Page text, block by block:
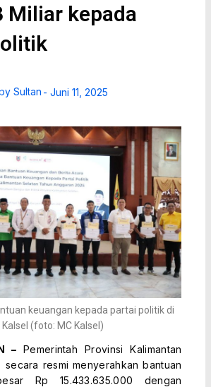
Miliar kepada
Sultan - Juni 11, 2025
keuangan kepada partai politik di
Kalsel (foto: MC Kalsel)
– Pemerintah Provinsi Kalimantan
secara resmi menyerahkan bantuan
Rp 15.433.635.000 dengan